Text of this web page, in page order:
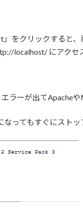
をクリックすると、
localhost/ にアク
ラーが出てApache
なってもすぐにストッ